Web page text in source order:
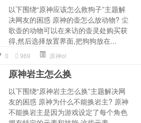
以下围绕“原神应该怎么救狗子”主题解
决网友的困惑 原神的壶怎么放动物? 尘
歌壶的动物可以在来访的壶灵处购买获
得,然后选择放置界面,把狗狗放在...
0 969 原神ol
原神岩主怎么换
以下围绕“原神岩主怎么换”主题解决网
友的困惑 原神为什么不能换岩主? 原神
不能换岩主是因为游戏设定了每个角色